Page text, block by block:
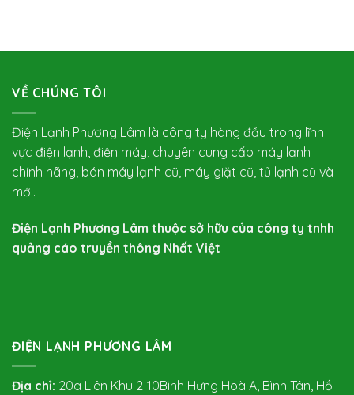
VỀ CHÚNG TÔI
Điện Lạnh Phương Lâm là công ty hàng đầu trong lĩnh
vực điện lạnh, điện máy, chuyên cung cấp máy lạnh
chính hãng, bán máy lạnh cũ, máy giặt cũ, tủ lạnh cũ và
mới.
Điện Lạnh Phương Lâm thuộc sở hữu của công ty tnhh
quảng cáo truyền thông Nhất Việt
ĐIỆN LẠNH PHƯƠNG LÂM
Địa chỉ: 20a Liên Khu 2-10Bình Hưng Hoà A, Bình Tân, Hồ